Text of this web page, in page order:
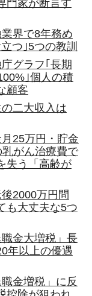
門家が断言す
界で8年務め
つ｣5つの教訓
グラフ｢長期
｣個人の積
顧客
二大収入は
25万円・貯金
がん治療費で
失う「高齢が
2000万円問
も大丈夫な5つ
金大増税」長
年以上の優遇
金増税」に反